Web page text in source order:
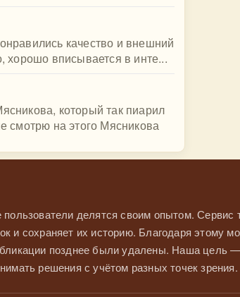
качество и внешний
хорошо вписывается в инте...
который так пиарил
смотрю на этого Мясникова
делятся своим опытом. Сервис
и сохраняет их историю. Благодаря этому
позднее были удалены. Наша цель
решения с учётом разных точек зрения.